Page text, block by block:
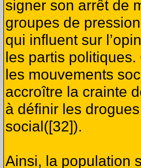
signer son arrêt de
groupes de
qui influent sur
les partis
les mouvements
accroître la crainte
à définir les
social([32]).
Ainsi, la population